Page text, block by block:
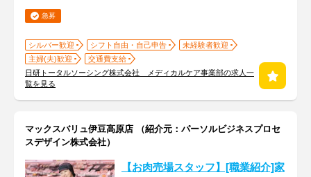
急募
シルバー歓迎 シフト自由・自己申告
未経験者歓迎
主婦(夫)歓迎
交通費支給
日研トータルソーシング株式会社 メディカルケア事業部の求人一
覧を見る
マックスバリュ伊豆高原店 （紹介元：パーソルビジネスプロセ
スデザイン株式会社）
【お肉売場スタッフ】[職業紹介]家